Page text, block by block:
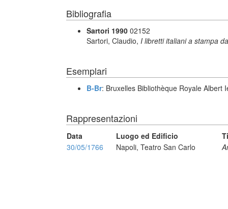
Bibliografia
Sartori 1990 02152
Sartori, Claudio, I libretti italiani a stampa
Esemplari
B-Br: Bruxelles Bibliothèque Royale Albert
Rappresentazioni
Data Luogo ed Edificio
30/05/1766
Napoli, Teatro San Carlo